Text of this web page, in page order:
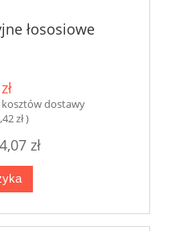
łososiowe
kosztów dostawy
zł )
4,07 zł